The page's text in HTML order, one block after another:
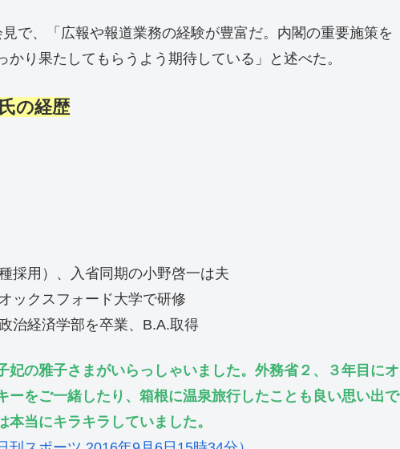
で、「広報や報道業務の経験が豊富だ。内閣の重要施策を
り果たしてもらうよう期待している」と述べた。
氏の経歴
用）、入省同期の小野啓一は夫
ックスフォード大学で研修
治経済学部を卒業、B.A.取得
妃の雅子さまがいらっしゃいました。外務省２、３年目にオ
ーをご一緒したり、箱根に温泉旅行したことも良い思い出で
当にキラキラしていました。